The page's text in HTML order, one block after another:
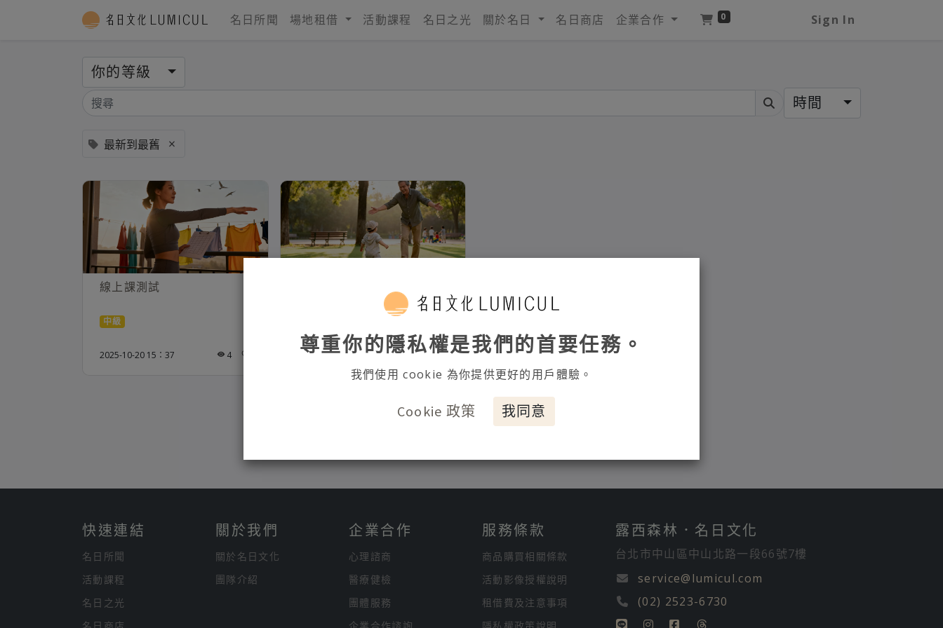
名日所聞 場地租借 活動課程 名日之光 關於名日 名日商店 企業合作 0 Sign In
你的等級
時間
最新到最舊 ×
線上課測試
中級
2025-10-20 15：37 4 2025-10-7 16：01 3
快速連結
名日所聞
活動課程
名日之光
關於我們
關於名日文化
團隊介紹
企業合作
心理諮商
醫療健檢
團體服務
服務條款
商品購買相關條款
活動影像授權說明
租借費及注意事項
露西森林．名日文化
台北市中山區中山北路一段66號7樓
service@lumicul.com
(02) 2523-6730
尊重你的隱私權是我們的首要任務。
我們使用 cookie 為你提供更好的用戶體驗。
Cookie 政策 我同意